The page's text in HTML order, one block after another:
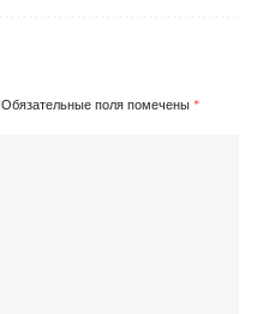
Обязательные поля помечены *